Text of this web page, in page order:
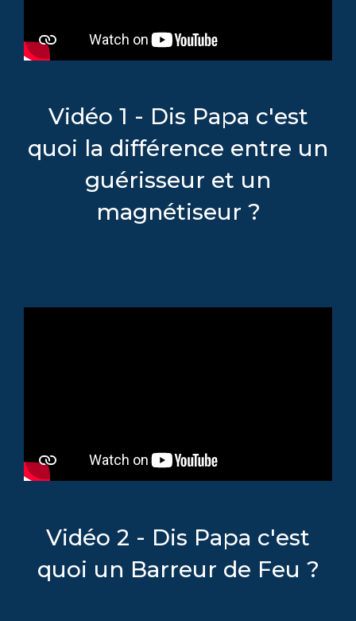
Vidéo 1 - Dis Papa c'est
quoi la différence entre un
guérisseur et un
magnétiseur ?
Vidéo 2 - Dis Papa c'est
quoi un Barreur de Feu ?